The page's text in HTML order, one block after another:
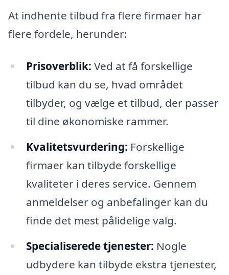
At indhente tilbud fra flere firmaer har
flere fordele, herunder:
Prisoverblik: Ved at få forskellige
tilbud kan du se, hvad området
tilbyder, og vælge et tilbud, der passer
til dine økonomiske rammer.
Kvalitetsvurdering: Forskellige
firmaer kan tilbyde forskellige
kvaliteter i deres service. Gennem
anmeldelser og anbefalinger kan du
finde det mest pålidelige valg.
Specialiserede tjenester: Nogle
udbydere kan tilbyde ekstra tjenester,